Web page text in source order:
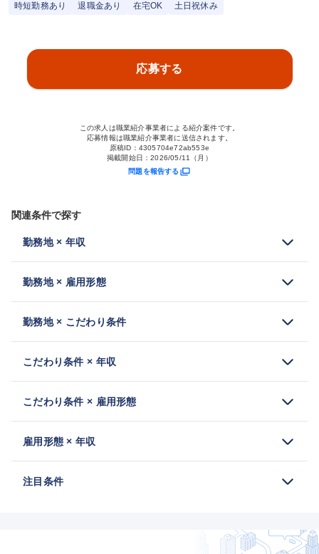
時短勤務あり
退職金あり 在宅OK 土日祝休み
応募する
この求人は職業紹介事業者による紹介案件です。
応募情報は職業紹介事業者に送信されます。
原稿ID： 4305704e72ab553e
掲載開始日：2026/05/11（月）
問題を報告する
関連条件で探す
勤務地 × 年収
勤務地 × 雇用形態
勤務地 × こだわり条件
こだわり条件 × 年収
こだわり条件 × 雇用形態
雇用形態 × 年収
注目条件